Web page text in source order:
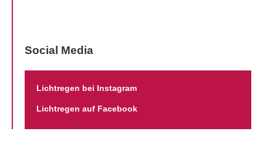
Social Media
Lichtregen bei Instagram
Lichtregen auf Facebook